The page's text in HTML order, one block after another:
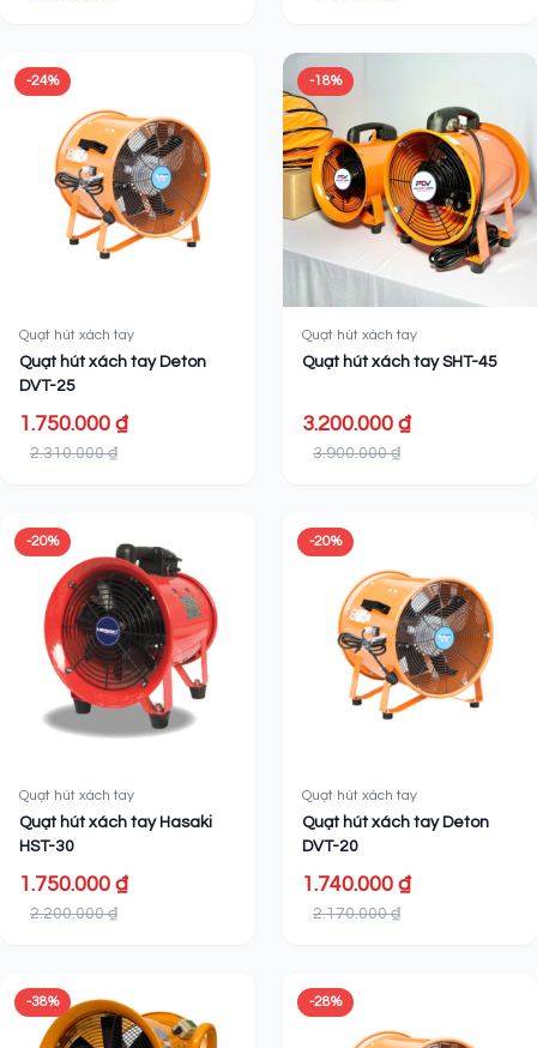
-24%
Quạt hút xách tay
Quạt hút xách tay Deton
DVT-25
1.750.000 ₫
2.310.000 ₫
-18%
Quạt hút xách tay
Quạt hút xách tay SHT-45
3.200.000 ₫
3.900.000 ₫
-20%
Quạt hút xách tay
Quạt hút xách tay Hasaki
HST-30
1.750.000 ₫
2.200.000 ₫
-20%
Quạt hút xách tay
Quạt hút xách tay Deton
DVT-20
1.740.000 ₫
2.170.000 ₫
-38% -28%